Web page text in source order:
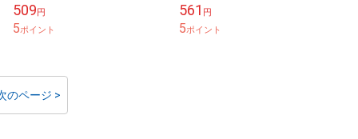
けっぱなし 小さめ 小さい か
わい...
509円
5ポイント
ャッチレス オープンハート
メ...
561 円
5ポイント
のページ >